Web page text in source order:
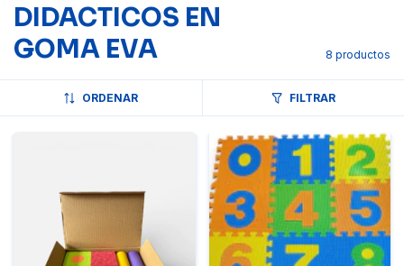
DIDACTICOS EN
GOMA EVA
8 productos
ORDENAR FILTRAR